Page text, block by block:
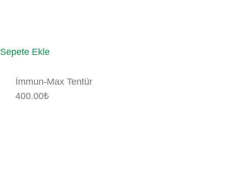
Sepete Ekle
İmmun-Max Tentür
400.00₺